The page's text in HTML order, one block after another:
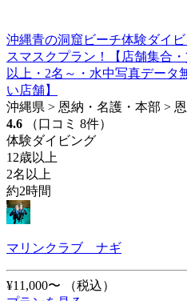
沖縄青の洞窟ビーチ体験ダイ
スマスクプラン！【店舗集合
以上・2名～・水中写真デー
い店舗】
沖縄県 > 恩納・名護・本部 >
4.6
（口コミ 8件）
体験ダイビング
12歳以上
2名以上
約2時間
マリンクラブ ナギ
¥11,000〜
（税込）